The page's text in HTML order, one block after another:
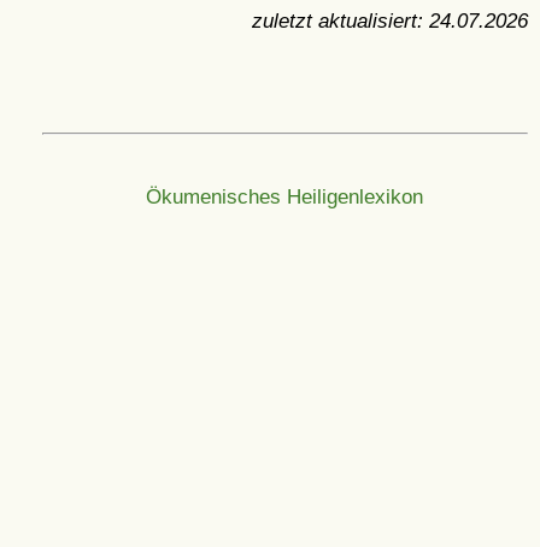
zuletzt aktualisiert: 24.07.2026
Ökumenisches Heiligenlexikon